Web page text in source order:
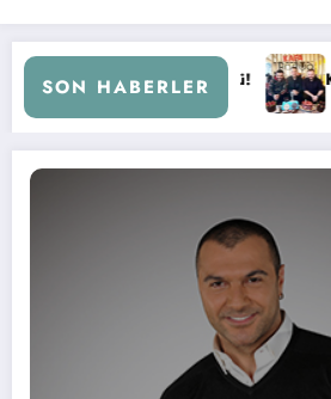
SON HABERLER
KAFA RADYO 6 YAŞINDA!